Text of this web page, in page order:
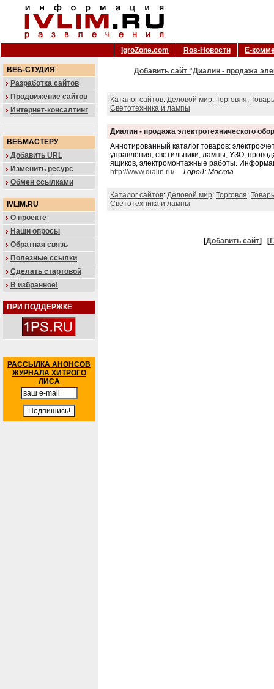
IgroZone.com Ros-Новости Е-
ВЕБ-СТУДИЯ
Разработка сайтов
Продвижение сайтов
Интернет-консалтинг
ВЕБМАСТЕРУ
Добавить URL
Изменить ресурс
Обмен ссылками
IVLIM.RU
О проекте
Наши опросы
Обратная связь
Полезные ссылки
Сделать стартовой
В избранное!
ПРИ ПОДДЕРЖКЕ
РАССЫЛКА АНОНСОВ
ЖУРНАЛА ХИТРОГО
ЛИСА
Добавить сайт "Диалин - продажа
Каталог сайтов: Деловой мир: Торговля:
Светотехника и лампы
Диалин - продажа электротехнического
Аннотированный каталог товаров:
управления; светильники, лампы; УЗО;
ящиков, электромонтажные работы.
http://www.dialin.ru/
Город: Москва
Каталог сайтов: Деловой мир: Торговля:
Светотехника и лампы
[Добавить сайт] [